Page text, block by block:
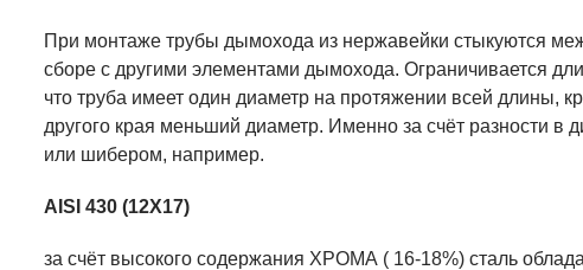
При монтаже трубы дымохода из нержавейки стыкуются
сборе с другими элементами дымохода. Ограничивается
что труба имеет один диаметр на протяжении всей длины,
другого края меньший диаметр. Именно за счёт разности
или шибером, например.
AISI 430 (12Х17)
за счёт высокого содержания ХРОМА ( 16-18%) сталь